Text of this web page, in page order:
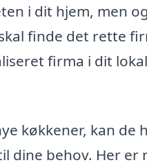
i dit hjem, men
finde det rette
firma i dit
køkkener, kan de
behov. Her er